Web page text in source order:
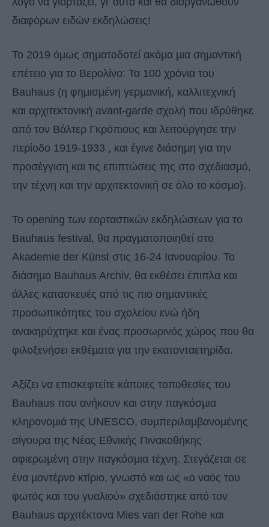
διαφόρων ειδών εκδηλώσεις!
Το 2019 όµως σηµατοδοτεί ακόµα µια σηµαντική
επέτειο για το Βερολίνο: Τα 100 χρόνια του
Bauhaus (η φηµισµένη γερµανική, καλλιτεχνική
και αρχιτεκτονική avant-garde σχολή που ιδρύθηκε
από τον Βάλτερ Γκρόπιους και λειτούργησε την
περίοδο 1919-1933 , και έγινε διάσηµη για την
προσέγγιση και τις επιπτώσεις της στο σχεδιασµό,
την τέχνη και την αρχιτεκτονική σε όλο το κόσµο).
To opening των εορταστικών εκδηλώσεων για το
Bauhaus festival, θα πραγµατοποιηθεί στο
Akademie der Künst στις 16-24 Ιανουαρίου. Το
διάσηµο Bauhaus Archiv, θα εκθέσει έπιπλα και
άλλες κατασκευές από τις πιο σηµαντικές
προσωπικότητες του σχολείου ενώ ήδη
ανακηρύχτηκε και ένας προσωρινός χώρος που θα
φιλοξενήσει εκθέµατα για την εκατονταετηρίδα.
Αξίζει να επισκεφτείτε κάποιες τοποθεσίες του
Bauhaus που ανήκουν και στην παγκόσµια
κληρονοµιά της UNESCO, συµπεριλαµβανοµένης
σίγουρα της Νέας Εθνικής Πινακοθήκης
αφιερωµένη στην παγκόσµια τέχνη. Στεγάζεται σε
ένα µοντέρνο κτίριο, γνωστό και ως «ο ναός του
φωτός και του γυαλιού» σχεδιάστηκε από τον
Bauhaus αρχιτέκτονα Mies van der Rohe και